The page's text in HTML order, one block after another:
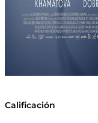
Calificación